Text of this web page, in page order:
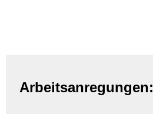
Arbeitsanregungen: